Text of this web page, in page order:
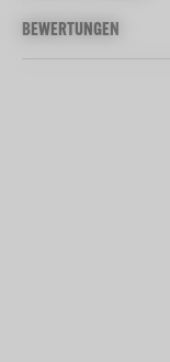
BEWERTUNGEN